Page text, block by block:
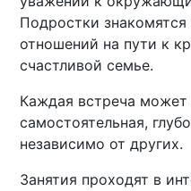
Подростки знакомятся
отношений на пути к
счастливой семье.
Каждая встреча может
самостоятельная,
независимо от других.
Занятия проходят в